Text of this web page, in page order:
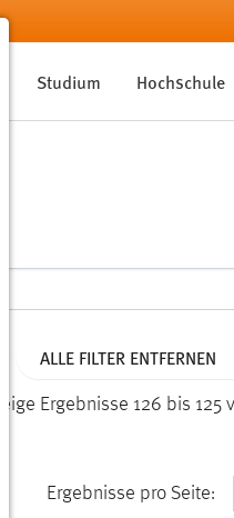
Studium Hochschule
ALLE FILTER ENTFERNEN
Zeige Ergebnisse 126 bis 125
Ergebnisse pro Seite: